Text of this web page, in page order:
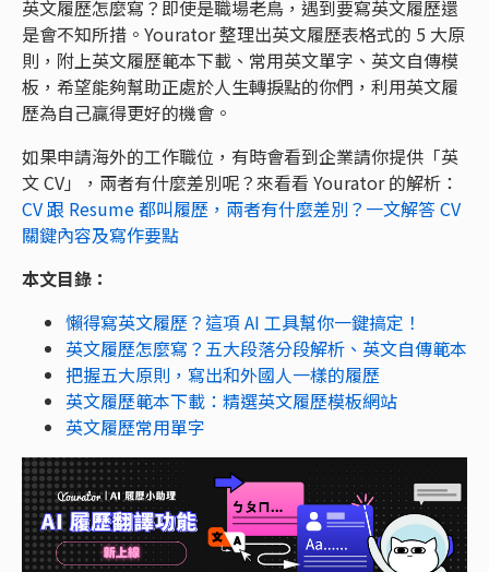
英文履歷怎麼寫？即使是職場老鳥，遇到要寫英文履歷還
是會不知所措。Yourator 整理出英文履歷表格式的 5 大原
則，附上英文履歷範本下載、常用英文單字、英文自傳模
板，希望能夠幫助正處於人生轉捩點的你們，利用英文履
歷為自己贏得更好的機會。
如果申請海外的工作職位，有時會看到企業請你提供「英
文 CV」，兩者有什麼差別呢？來看看 Yourator 的解析：
CV 跟 Resume 都叫履歷，兩者有什麼差別？一文解答 CV
關鍵內容及寫作要點
本文目錄：
懶得寫英文履歷？這項 AI 工具幫你一鍵搞定！
英文履歷怎麼寫？五大段落分段解析、英文自傳範本
把握五大原則，寫出和外國人一樣的履歷
英文履歷範本下載：精選英文履歷模板網站
英文履歷常用單字